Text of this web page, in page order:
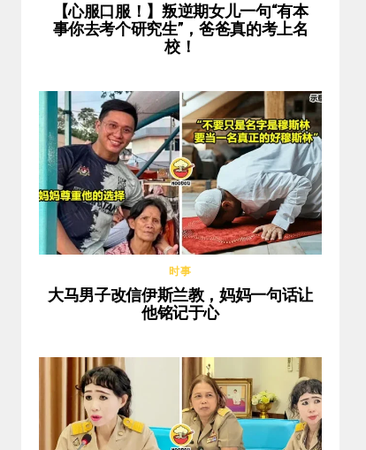
【心服口服！】叛逆期女儿一句“有本
事你去考个研究生”，爸爸真的考上名
校！
时事
大马男子改信伊斯兰教，妈妈一句话让
他铭记于心